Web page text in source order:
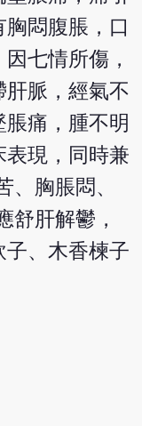
悶腹脹，口
七情所傷，
肝脈，經氣不
痛，腫不明
表現，同時兼
、胸脹悶、
舒肝解鬱，
子、木香楝子